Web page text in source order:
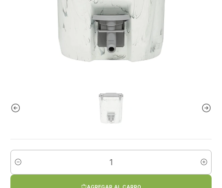
Cantidad
AGREGAR AL CARRO